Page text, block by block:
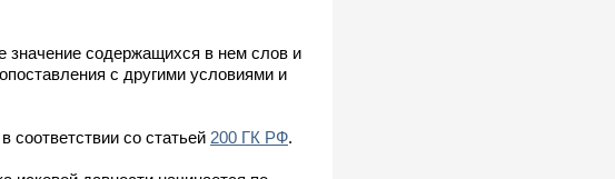
значение содержащихся в нем слов и
с другими условиями и
соответствии со статьей 200 ГК РФ.